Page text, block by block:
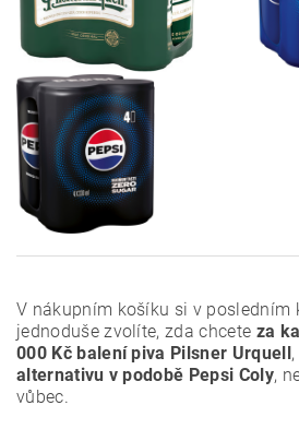
V nákupním košíku si v posledním
jednoduše zvolíte, zda chcete za
000 Kč balení piva Pilsner Urquell ,
alternativu v podobě Pepsi Coly,
vůbec.